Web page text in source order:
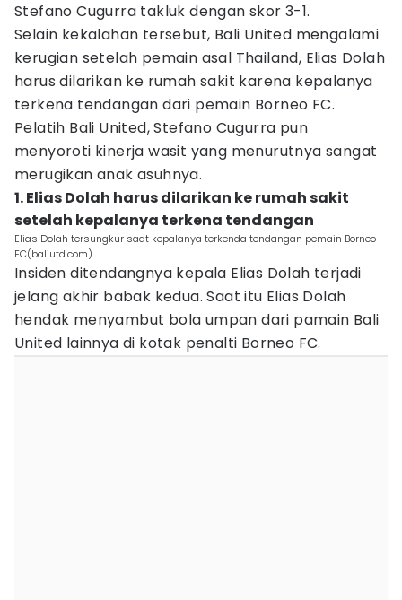
Stefano Cugurra takluk dengan skor 3-1.
Selain kekalahan tersebut, Bali United mengalami
kerugian setelah pemain asal Thailand, Elias Dolah
harus dilarikan ke rumah sakit karena kepalanya
terkena tendangan dari pemain Borneo FC.
Pelatih Bali United, Stefano Cugurra pun
menyoroti kinerja wasit yang menurutnya sangat
merugikan anak asuhnya.
1. Elias Dolah harus dilarikan ke rumah sakit
setelah kepalanya terkena tendangan
Elias Dolah tersungkur saat kepalanya terkenda tendangan pemain Borneo
FC(baliutd.com)
Insiden ditendangnya kepala Elias Dolah terjadi
jelang akhir babak kedua. Saat itu Elias Dolah
hendak menyambut bola umpan dari pamain Bali
United lainnya di kotak penalti Borneo FC.